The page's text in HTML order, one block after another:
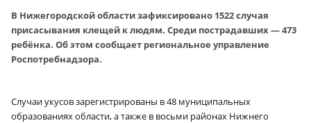
В Нижегородской области зафиксировано 1522 случая
присасывания клещей к людям. Среди пострадавших — 473
ребёнка. Об этом сообщает региональное управление
Роспотребнадзора.
Случаи укусов зарегистрированы в 48 муниципальных
образованиях области, а также в восьми районах Нижнего